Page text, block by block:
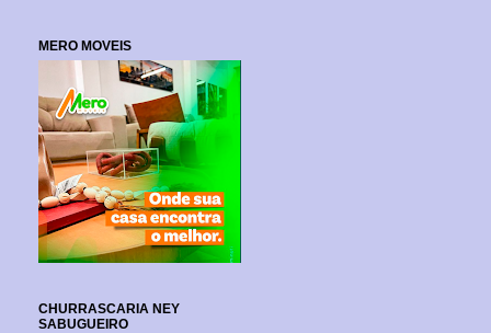
MERO MOVEIS
CHURRASCARIA NEY
SABUGUEIRO